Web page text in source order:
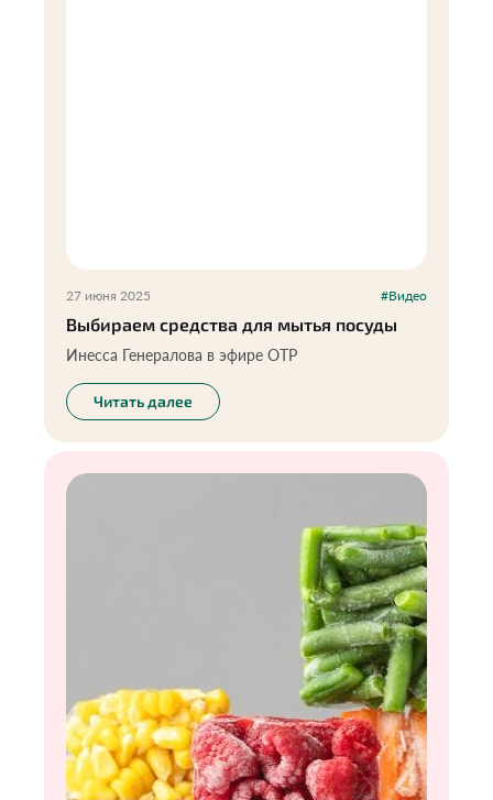
27 июня 2025 #Видео
Выбираем средства для мытья посуды
Инесса Генералова в эфире ОТР
Читать далее